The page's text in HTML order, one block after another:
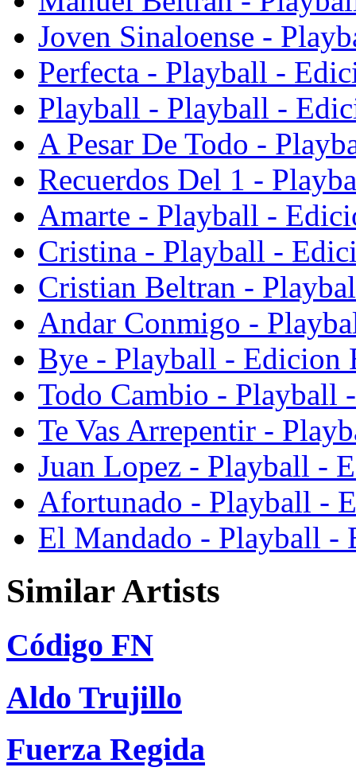
Joven Sinaloense -
Perfecta - Playball -
Playball - Playball -
A Pesar De Todo -
Recuerdos Del 1 -
Amarte - Playball -
Cristina - Playball -
Cristian Beltran -
Andar Conmigo -
Bye - Playball - Edicion
Todo Cambio - Playball
Te Vas Arrepentir -
Juan Lopez - Playball -
Afortunado - Playball -
El Mandado - Playball -
Similar Artists
Código FN
Aldo Trujillo
Fuerza Regida